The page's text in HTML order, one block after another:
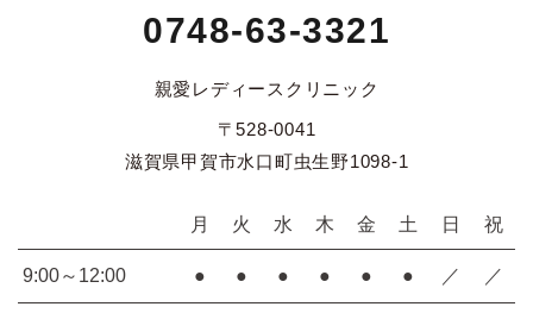
0748-63-3321
親愛レディースクリニック
〒528-0041
滋賀県甲賀市水口町虫生野1098-1
月 火 水 木 金 土 日 祝
9:00～12:00 ● ● ● ● ● ● ／ ／